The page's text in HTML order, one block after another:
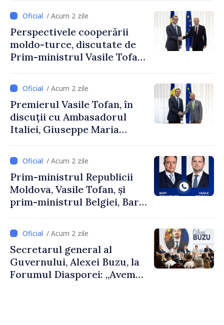
comunitate și toți
moldovenii să prospere”
/ Acum 2 zile
Perspectivele cooperării
moldo-turce, discutate de
Prim-ministrul Vasile Tofan
Uygar Mustafa Sertel
/ Acum 2 zile
Premierul Vasile Tofan, în
discuții cu Ambasadorul
Italiei, Giuseppe Maria
/ Acum 2 zile
Prim-ministrul Republicii
Moldova, Vasile Tofan, și
prim-ministrul Belgiei, Bart
despre parcursul european
al Republicii Moldova.
/ Acum 2 zile
Secretarul general al
Guvernului, Alexei Buzu, la
Forumul Diasporei: „Avem